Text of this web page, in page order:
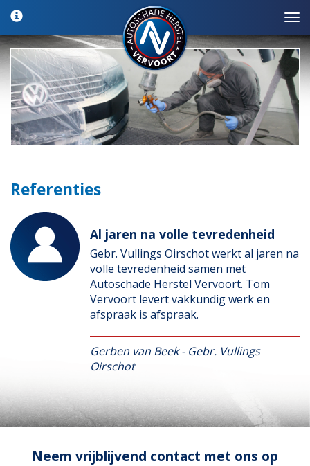
Referenties
Al jaren na volle tevredenheid
Gebr. Vullings Oirschot werkt al jaren na
volle tevredenheid samen met
Autoschade Herstel Vervoort. Tom
Vervoort levert vakkundig werk en
afspraak is afspraak.
Gerben van Beek - Gebr. Vullings
Oirschot
Neem vrijblijvend contact met ons op